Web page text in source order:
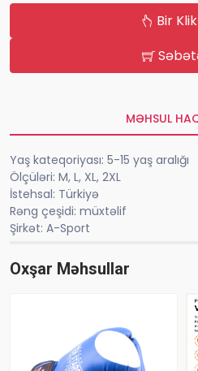
Bir
MƏHSUL
Yaş kateqoriyası: 5-15 yaş aralığı
Ölçüləri: M, L, XL, 2XL
İstehsal: Türkiyə
Rəng çeşidi: müxtəlif
Şirkət: A-Sport
Oxşar Məhsullar